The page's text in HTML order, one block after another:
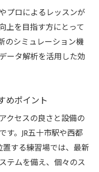
を満喫する方法
体験のすすめ
解析を体験しよう
与えるメリット
クラブ活用法
ゴルフ練習場事情
習場の特徴
フ練習場を探す
ェックポイント
プロによるレッスンが
上を目指す方にとって
のシミュレーション機
ータ解析を活用した効
めポイント
クセスの良さと設備の
す。JR五十市駅や西都
する練習場では、最新
テムを備え、個々のス